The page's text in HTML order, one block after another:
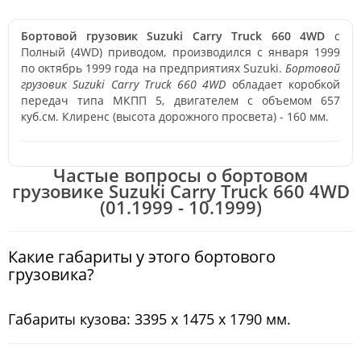
Бортовой грузовик Suzuki Carry Truck 660 4WD с
Полный (4WD) приводом, производился с января 1999
по октябрь 1999 года на предприятиях Suzuki. Бортовой
грузовик Suzuki Carry Truck 660 4WD обладает коробкой
передач типа МКПП 5, двигателем с объемом 657
куб.см. Клиренс (высота дорожного просвета) - 160 мм.
Частые вопросы о бортовом
грузовике Suzuki Carry Truck 660 4WD
(01.1999 - 10.1999)
Какие габариты у этого бортового
грузовика?
Габариты кузова: 3395 x 1475 x 1790 мм.